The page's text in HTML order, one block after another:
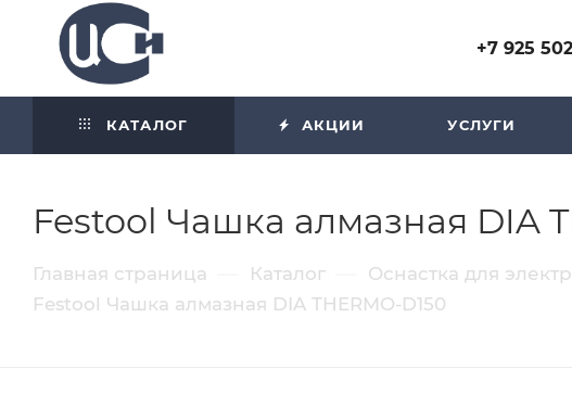
+7 925
КАТАЛОГ АКЦИИ УСЛУГИ
Festool Чашка алмазная DIA
Главная страница Каталог Оснастка для
Festool Чашка алмазная DIA THERMO-D150